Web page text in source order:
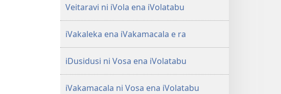
Veitaravi ni iVola ena iVolatabu
iVakaleka ena iVakamacala e ra
iDusidusi ni Vosa ena iVolatabu
iVakamacala ni Vosa ena iVolatabu